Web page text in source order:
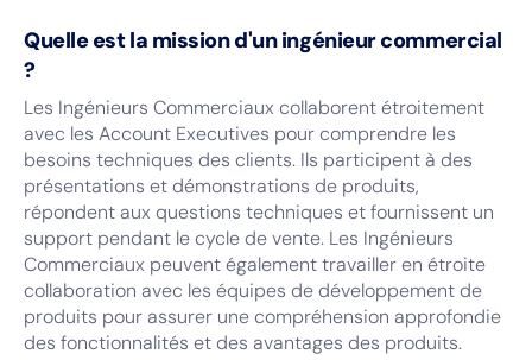
Quelle est la mission d'un ingénieur commercial
?
Les Ingénieurs Commerciaux collaborent étroitement
avec les Account Executives pour comprendre les
besoins techniques des clients. Ils participent à des
présentations et démonstrations de produits,
répondent aux questions techniques et fournissent un
support pendant le cycle de vente. Les Ingénieurs
Commerciaux peuvent également travailler en étroite
collaboration avec les équipes de développement de
produits pour assurer une compréhension approfondie
des fonctionnalités et des avantages des produits.